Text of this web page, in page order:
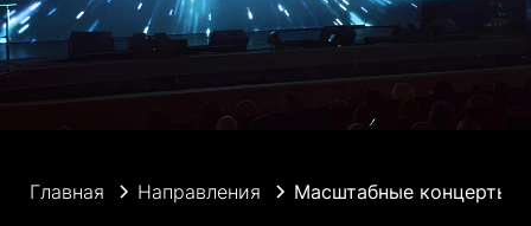
Главная Направления Масштабные концерты